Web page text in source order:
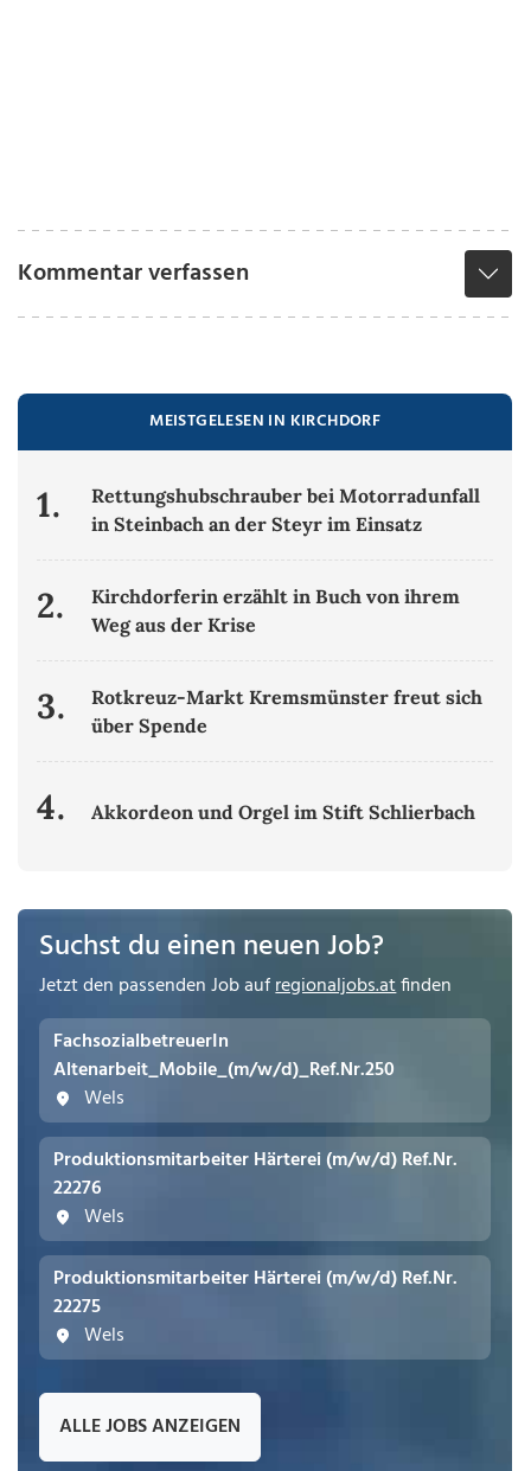
Kommentar verfassen
MEISTGELESEN IN KIRCHDORF
1.
Rettungshubschrauber bei Motorradunfall
in Steinbach an der Steyr im Einsatz
2.
Kirchdorferin erzählt in Buch von ihrem
Weg aus der Krise
3.
Rotkreuz-Markt Kremsmünster freut sich
über Spende
4. Akkordeon und Orgel im Stift Schlierbach
Suchst du einen neuen Job?
Jetzt den passenden Job aufregionaljobs.atfinden
FachsozialbetreuerIn
Altenarbeit_Mobile_(m/w/d)_Ref.Nr.250
Wels
Produktionsmitarbeiter Härterei (m/w/d) Ref.Nr.
22276
Wels
Produktionsmitarbeiter Härterei (m/w/d) Ref.Nr.
22275
Wels
ALLE JOBS ANZEIGEN